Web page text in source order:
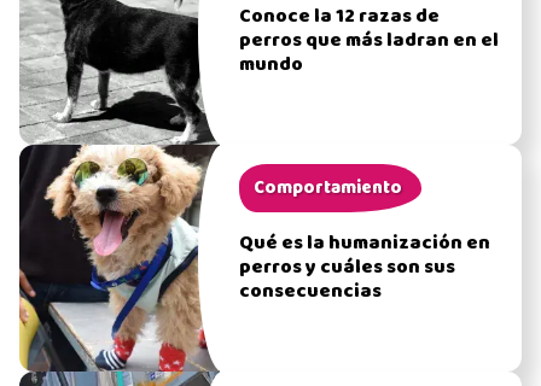
Conoce la 12 razas de
perros que más ladran en el
mundo
Comportamiento
Qué es la humanización en
perros y cuáles son sus
consecuencias